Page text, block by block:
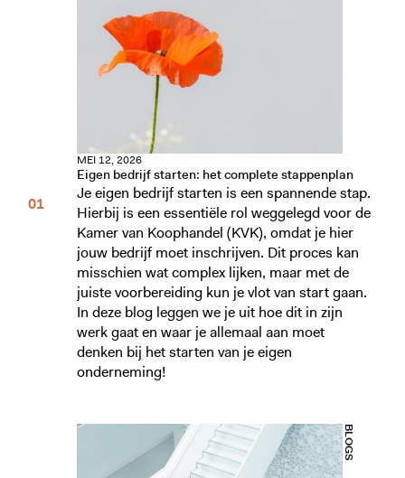
MEI 12, 2026
Eigen bedrijf starten: het complete stappenplan
Je eigen bedrijf starten is een spannende stap.
Hierbij is een essentiële rol weggelegd voor de
Kamer van Koophandel (KVK), omdat je hier
jouw bedrijf moet inschrijven. Dit proces kan
misschien wat complex lijken, maar met de
juiste voorbereiding kun je vlot van start gaan.
In deze blog leggen we je uit hoe dit in zijn
werk gaat en waar je allemaal aan moet
denken bij het starten van je eigen
onderneming!
BLOGS